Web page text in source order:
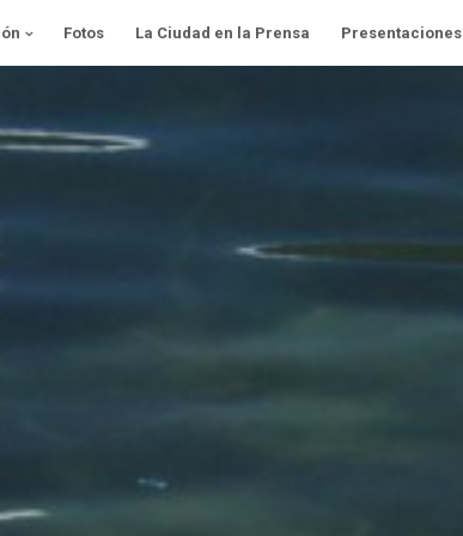
Fotos La Ciudad en la Prensa Presentaciones